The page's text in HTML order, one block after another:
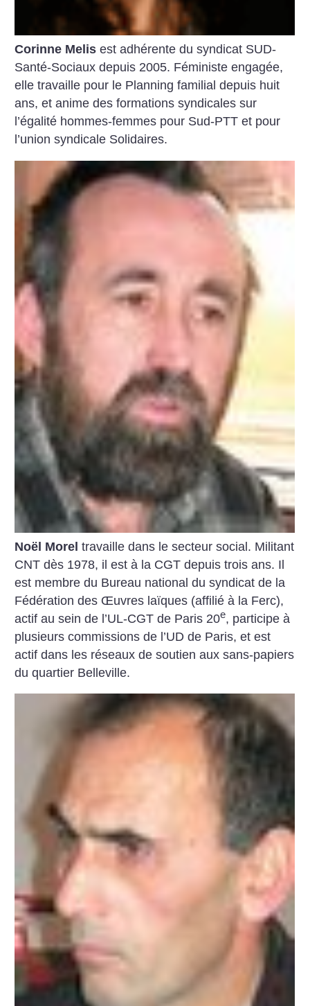
Corinne Melis est adhérente du syndicat SUD-
Santé-Sociaux depuis 2005. Féministe engagée,
elle travaille pour le Planning familial depuis huit
ans, et anime des formations syndicales sur
l’égalité hommes-femmes pour Sud-PTT et pour
l’union syndicale Solidaires.
Noël Morel travaille dans le secteur social. Militant
CNT dès 1978, il est à la CGT depuis trois ans. Il
est membre du Bureau national du syndicat de la
Fédération des Œuvres laïques (affilié à la Ferc),
actif au sein de l’UL-CGT de Paris 20e, participe à
plusieurs commissions de l’UD de Paris, et est
actif dans les réseaux de soutien aux sans-papiers
du quartier Belleville.